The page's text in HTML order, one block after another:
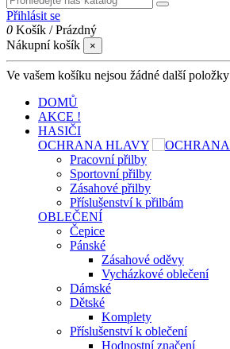
Přihlásit se
0 Košík /Prázdný
Nákupní košík
×
Ve vašem košíku nejsou žádné další položky
DOMŮ
AKCE !
HASIČI
OCHRANA HLAVY
Pracovní přilby
Sportovní přilby
Zásahové přilby
Příslušenství k přilbám
OBLEČENÍ
Čepice
Pánské
Zásahové oděvy
Vycházkové oblečení
Dámské
Dětské
Komplety
Příslušenství k oblečení
Hodnostní značení